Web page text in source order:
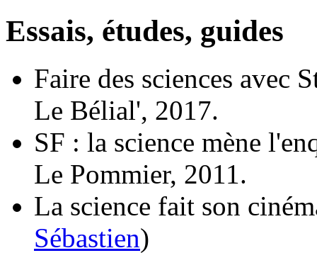
Essais, études, guides
Faire des sciences avec
Le Bélial', 2017.
SF : la science mène
Le Pommier, 2011.
La science fait son
Sébastien)